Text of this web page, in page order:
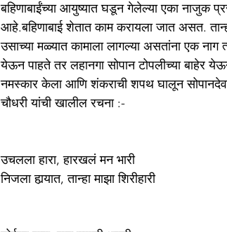
बहिणाबाईंच्या आयुष्यात घडून गेलेल्या एका नाजुक
आहे.बहिणाबाई शेतात काम करायला जात असत.
उसाच्या मळ्यात कामाला लागल्या असतांना एक
येऊन पाहते तर लहानगा सोपान टोपलीच्या बाहेर
नमस्कार केला आणि शंकराची शपथ घालून
चौधरी यांची खालील रचना :-
उचलला हारा, हारखलं मन भारी
निजला हार्‍यात, तान्हा माझा शिरीहारी